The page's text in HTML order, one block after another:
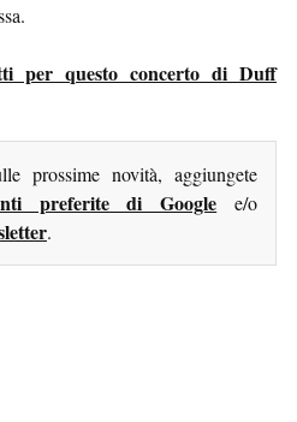
per questo concerto di Duff
prossime novità, aggiungete
preferite di Google e/o
.